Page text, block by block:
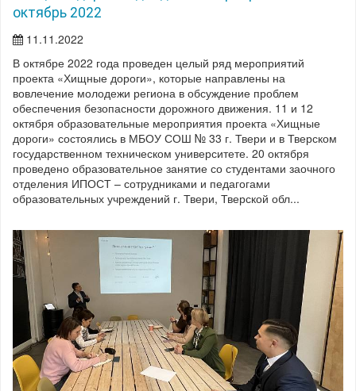
октябрь 2022
11.11.2022
В октябре 2022 года проведен целый ряд мероприятий
проекта «Хищные дороги», которые направлены на
вовлечение молодежи региона в обсуждение проблем
обеспечения безопасности дорожного движения. 11 и 12
октября образовательные мероприятия проекта «Хищные
дороги» состоялись в МБОУ СОШ № 33 г. Твери и в Тверском
государственном техническом университете. 20 октября
проведено образовательное занятие со студентами заочного
отделения ИПОСТ – сотрудниками и педагогами
образовательных учреждений г. Твери, Тверской обл...